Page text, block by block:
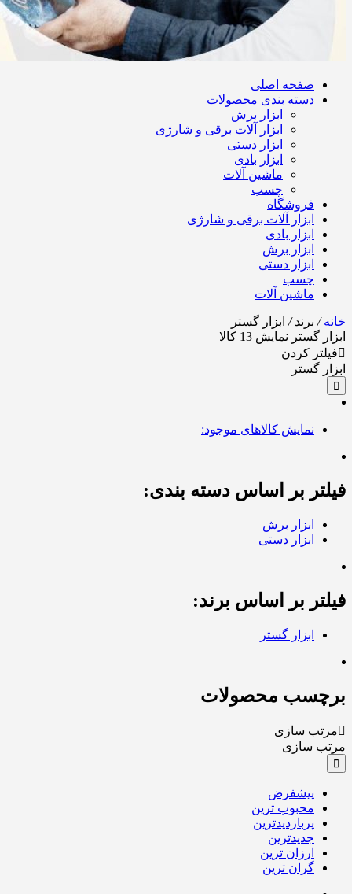
صفحه اصلی
دسته بندی محصولات
ابزار برش
ابزار آلات برقی و شارژی
ابزار دستی
ابزار بادی
ماشین آلات
چسب
فروشگاه
ابزار آلات برقی و شارژی
ابزار بادی
ابزار برش
ابزار دستی
چسب
ماشین آلات
خانه/ برند/ ابزار گستر
ابزار گستر نمایش 13 کالا
فیلتر کردن
ابزار گستر
نمایش کالاهای موجود:
فیلتر بر اساس دسته بندی:
ابزار برش
ابزار دستی
فیلتر بر اساس برند:
ابزار گستر
برچسب محصولات
مرتب سازی
مرتب سازی
پیشفرض
محبوب ترین
پربازدیدترین
جدیدترین
ارزان ترین
گران ترین